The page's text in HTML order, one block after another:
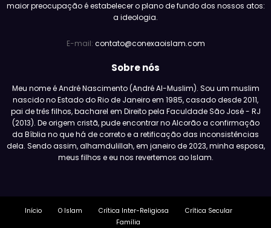
maior preocupação é estabelecer o plano de fundo dos nossos atos:
a ideologia.
E-mail: contato@conexaoislam.com
Sobre nós
Meu nome é André Nascimento (André Al-Muslim). Sou um muslim
nascido no Estado do Rio de Janeiro em 1985, casado desde 2011,
pai de três filhos, bacharel em Direito pela Faculdade São José - RJ
(2013). De origem cristã, pude encontrar no Alcorão a confirmação
da Bíblia no que há de correto e a retificação das inconsistências
dela. Sendo assim, alhamdulillah, em janeiro de 2023, minha esposa,
meus filhos e eu nos revertemos ao Islam.
Início O Islam Crítica Inter-Religiosa
Crítica Secular
Família